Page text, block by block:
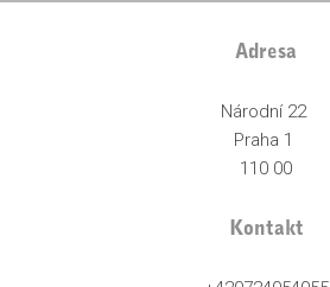
Adresa
Národní 22
Praha 1
110 00
Kontakt